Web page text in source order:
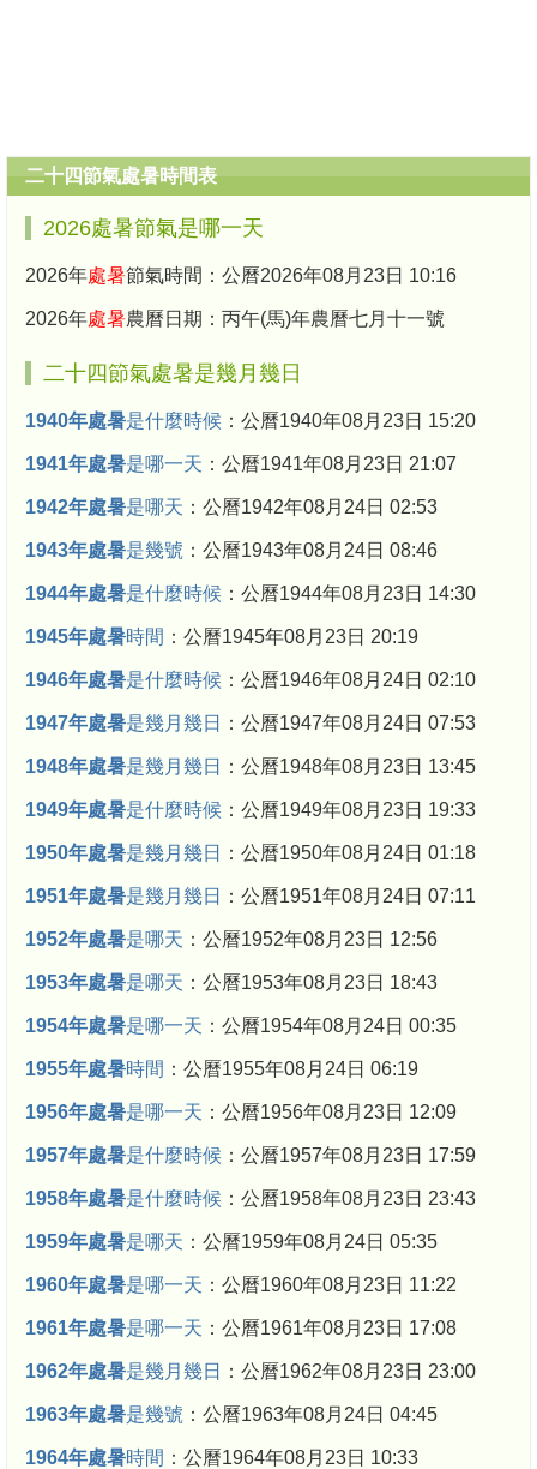
二十四節氣處暑時間表
2026處暑節氣是哪一天
2026年處暑節氣時間：公曆2026年08月23日 10:16
2026年處暑農曆日期：丙午(馬)年農曆七月十一號
二十四節氣處暑是幾月幾日
1940年處暑是什麼時候 ：公曆1940年08月23日 15:20
1941年處暑是哪一天 ：公曆1941年08月23日 21:07
1942年處暑是哪天 ：公曆1942年08月24日 02:53
1943年處暑是幾號 ：公曆1943年08月24日 08:46
1944年處暑是什麼時候 ：公曆1944年08月23日 14:30
1945年處暑時間 ：公曆1945年08月23日 20:19
1946年處暑是什麼時候 ：公曆1946年08月24日 02:10
1947年處暑是幾月幾日 ：公曆1947年08月24日 07:53
1948年處暑是幾月幾日 ：公曆1948年08月23日 13:45
1949年處暑是什麼時候 ：公曆1949年08月23日 19:33
1950年處暑是幾月幾日 ：公曆1950年08月24日 01:18
1951年處暑是幾月幾日 ：公曆1951年08月24日 07:11
1952年處暑是哪天 ：公曆1952年08月23日 12:56
1953年處暑是哪天 ：公曆1953年08月23日 18:43
1954年處暑是哪一天 ：公曆1954年08月24日 00:35
1955年處暑時間 ：公曆1955年08月24日 06:19
1956年處暑是哪一天 ：公曆1956年08月23日 12:09
1957年處暑是什麼時候 ：公曆1957年08月23日 17:59
1958年處暑是什麼時候 ：公曆1958年08月23日 23:43
1959年處暑是哪天 ：公曆1959年08月24日 05:35
1960年處暑是哪一天 ：公曆1960年08月23日 11:22
1961年處暑是哪一天 ：公曆1961年08月23日 17:08
1962年處暑是幾月幾日 ：公曆1962年08月23日 23:00
1963年處暑是幾號 ：公曆1963年08月24日 04:45
1964年處暑時間 ：公曆1964年08月23日 10:33